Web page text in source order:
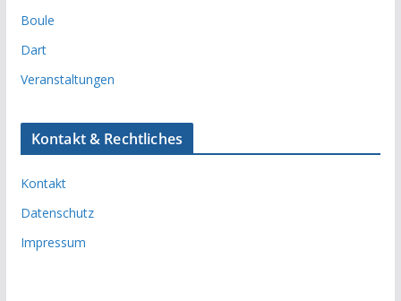
Boule
Dart
Veranstaltungen
Kontakt & Rechtliches
Kontakt
Datenschutz
Impressum